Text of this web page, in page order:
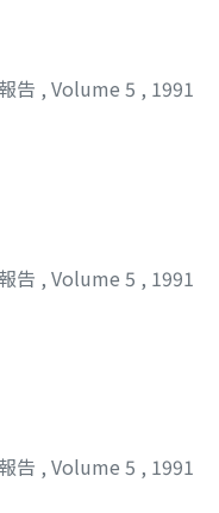
告 , Volume 5 , 1991
告 , Volume 5 , 1991
告 , Volume 5 , 1991